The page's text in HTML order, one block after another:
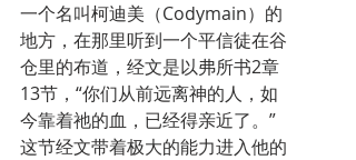
一个名叫柯迪美（Codymain）的
地方，在那里听到一个平信徒在谷
仓里的布道，经文是以弗所书2章
13节，“你们从前远离神的人，如
今靠着祂的血，已经得亲近了。”
这节经文带着极大的能力进入他的